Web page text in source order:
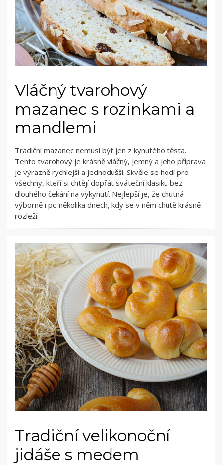
Vláčný tvarohový
mazanec s rozinkami a
mandlemi
Tradiční mazanec nemusí být jen z kynutého těsta.
Tento tvarohový je krásně vláčný, jemný a jeho příprava
je výrazně rychlejší a jednodušší. Skvěle se hodí pro
všechny, kteří si chtějí dopřát sváteční klasiku bez
dlouhého čekání na vykynutí. Nejlepší je, že chutná
výborně i po několika dnech, kdy se v něm chutě krásně
rozleží.
Tradiční velikonoční
jidáše s medem